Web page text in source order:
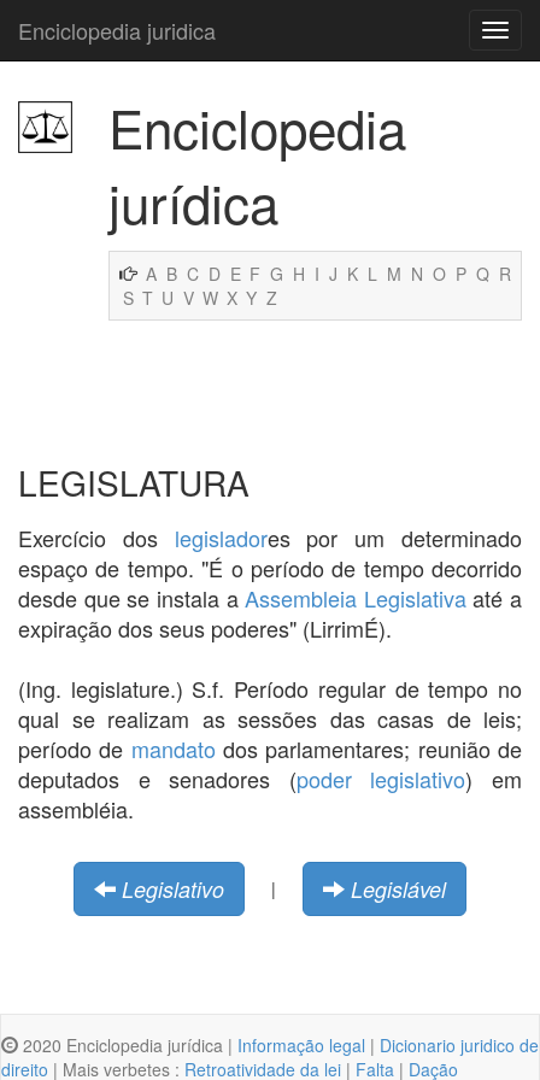
Enciclopedia juridica
Enciclopedia
jurídica
A B C D E F G H I J K L M N O P Q R
S T U V W X Y Z
LEGISLATURA
Exercício dos legisladores por um determinado
espaço de tempo. "É o período de tempo decorrido
desde que se instala aAssembleia Legislativaaté a
expiração dos seus poderes" (LirrimÉ).
(Ing. legislature.) S.f. Período regular de tempo no
qual se realizam as sessões das casas de leis;
período de mandato dos parlamentares; reunião de
deputados e senadores (poder legislativo) em
assembléia.
Legislativo | Legislável
2020 Enciclopedia jurídica | Informação legal | Dicionario juridico de
direito | Mais verbetes : Retroatividade da lei | Falta | Dação